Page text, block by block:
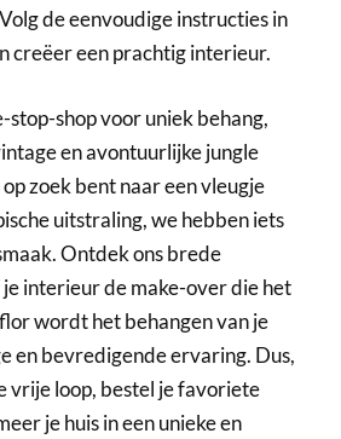
de eenvoudige instructies in
creëer een prachtig interieur.
stop-shop voor uniek behang,
en avontuurlijke jungle
zoek bent naar een vleugje
uitstraling, we hebben iets
Ontdek ons brede
interieur de make-over die het
wordt het behangen van je
en bevredigende ervaring. Dus,
vrije loop, bestel je favoriete
je huis in een unieke en